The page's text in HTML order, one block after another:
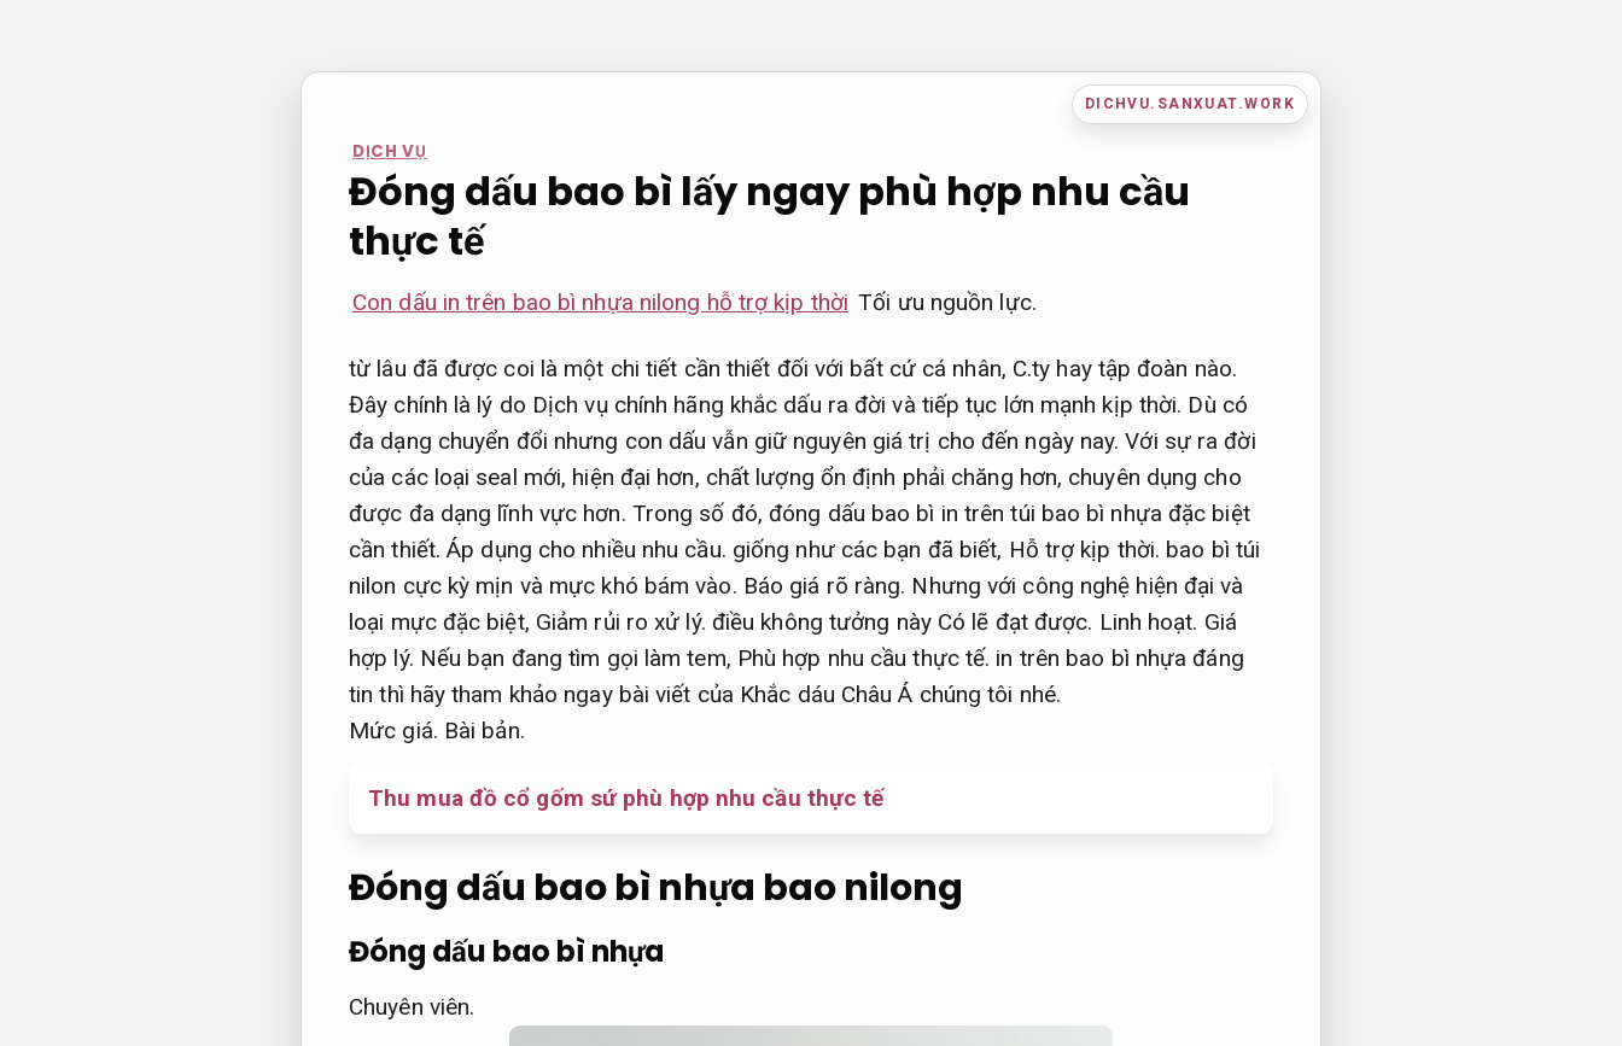
DICHVU.SANXUAT.WORK
DỊCH VỤ
Đóng dấu bao bì lấy ngay phù hợp nhu cầu
thực tế
Con dấu in trên bao bì nhựa nilong hỗ trợ kịp thời Tối ưu nguồn lực.
từ lâu đã được coi là một chi tiết cần thiết đối với bất cứ cá nhân, C.ty hay tập đoàn nào.
Đây chính là lý do Dịch vụ chính hãng khắc dấu ra đời và tiếp tục lớn mạnh kịp thời. Dù có
đa dạng chuyển đổi nhưng con dấu vẫn giữ nguyên giá trị cho đến ngày nay. Với sự ra đời
của các loại seal mới, hiện đại hơn, chất lượng ổn định phải chăng hơn, chuyên dụng cho
được đa dạng lĩnh vực hơn. Trong số đó, đóng dấu bao bì in trên túi bao bì nhựa đặc biệt
cần thiết.Áp dụng cho nhiều nhu cầu. giống như các bạn đã biết, Hỗ trợ kịp thời. bao bì túi
nilon cực kỳ mịn và mực khó bám vào. Báo giá rõ ràng. Nhưng với công nghệ hiện đại và
loại mực đặc biệt, Giảm rủi ro xử lý. điều không tưởng này Có lẽ đạt được. Linh hoạt. Giá
hợp lý. Nếu bạn đang tìm gọi làm tem, Phù hợp nhu cầu thực tế. in trên bao bì nhựa đáng
tin thì hãy tham khảo ngay bài viết của Khắc dáu Châu Á chúng tôi nhé.
Mức giá. Bài bản.
Thu mua đồ cổ gốm sứ phù hợp nhu cầu thực tế
Đóng dấu bao bì nhựa bao nilong
Đóng dấu bao bì nhựa
Chuyên viên.